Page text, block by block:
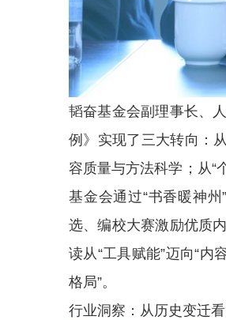
韬奋基金会副理事长、
例》实现了三大转向：
容质量与方法科学；从“
基金会通过“书香暖神
选、编校大赛激励优质
读从“工具赋能”迈向“内
格局”。
行业洞察：从历史变迁